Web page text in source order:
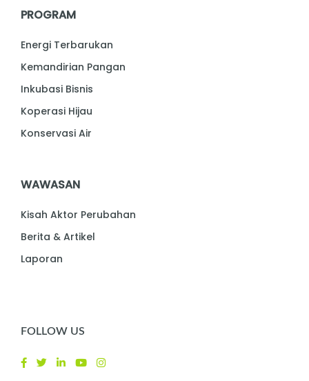
PROGRAM
Energi Terbarukan
Kemandirian Pangan
Inkubasi Bisnis
Koperasi Hijau
Konservasi Air
WAWASAN
Kisah Aktor Perubahan
Berita & Artikel
Laporan
FOLLOW US